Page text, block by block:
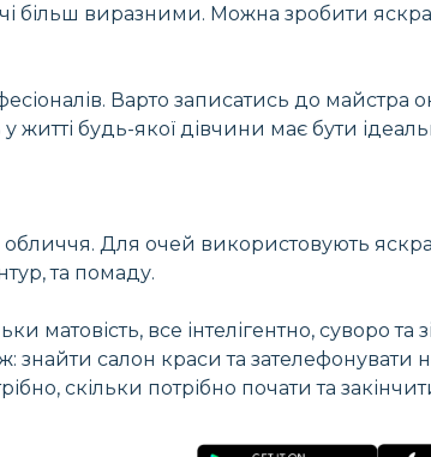
більш виразними. Можна зробити
Варто записатись до майстра
житті будь-якої дівчини має бути
Для очей використовують
та помаду.
матовість, все інтелігентно, суворо та
салон краси та зателефонувати
скільки потрібно почати та